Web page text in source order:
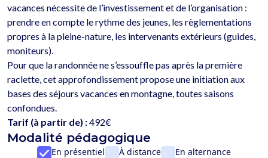
vacances nécessite de l’investissement et de l’organisation :
prendre en compte le rythme des jeunes, les règlementations
propres à la pleine-nature, les intervenants extérieurs (guides,
moniteurs).
Pour que la randonnée ne s’essouffle pas après la première
raclette, cet approfondissement propose une initiation aux
bases des séjours vacances en montagne, toutes saisons
Tarif (à partir de) :492€
Modalité pédagogique
En présentiel À distance En alternance